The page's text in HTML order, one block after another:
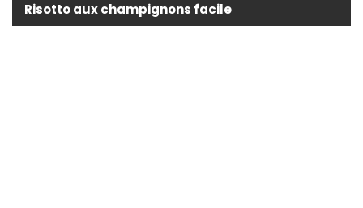
Risotto aux champignons facile